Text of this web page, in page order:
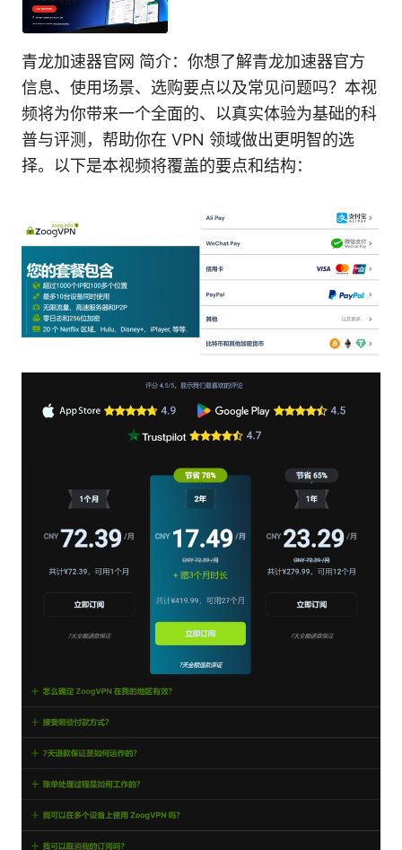
青龙加速器官网 简介：你想了解青龙加速器官方
信息、使用场景、选购要点以及常见问题吗？本视
频将为你带来一个全面的、以真实体验为基础的科
普与评测，帮助你在 VPN 领域做出更明智的选
择。以下是本视频将覆盖的要点和结构：